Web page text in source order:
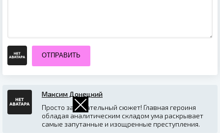
ОТПРАВИТЬ
Максим Донецкий
Просто замечательный сюжет! Главная героиня
обладая аналитическим складом ума раскрывает
самые запутанные и изощренные преступления.